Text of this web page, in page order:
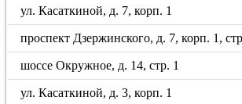
ул. Касаткиной, д. 7, корп. 1
проспект Дзержинского, д. 7, корп. 1,
шоссе Окружное, д. 14, стр. 1
ул. Касаткиной, д. 3, корп. 1